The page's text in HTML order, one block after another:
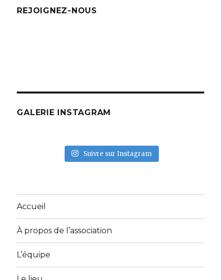
REJOIGNEZ-NOUS
GALERIE INSTAGRAM
Suivre sur Instagram
Accueil
À propos de l’association
L’équipe